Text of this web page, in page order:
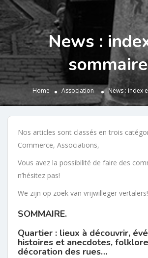
News :
Home Association News : index
Nos articles sont classés en trois
Commerce, Associations,
Vous avez la possibilité de faire des
n’hésitez pas!
We zijn op zoek van vrijwilleger vertalers!
SOMMAIRE.
Quartier : lieux à découvrir,
histoires et anecdotes,
décoration des rues…